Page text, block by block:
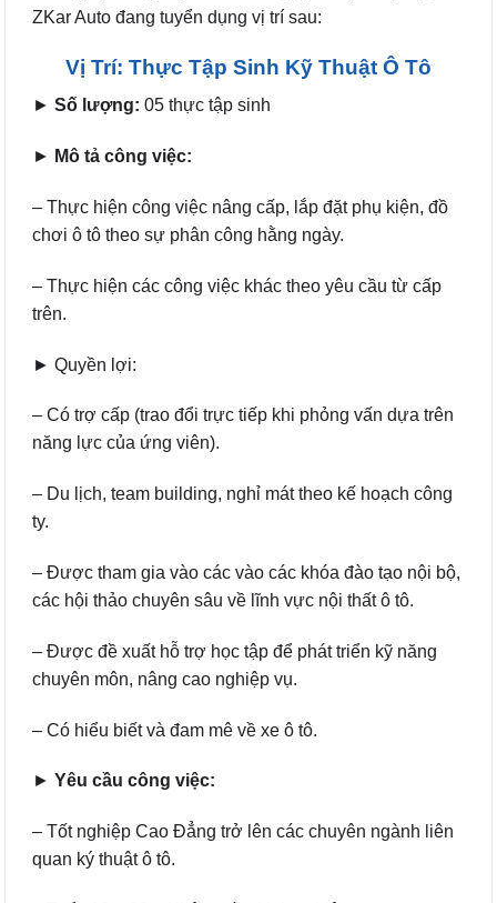
ZKar Auto đang tuyển dụng vị trí sau:
Vị Trí: Thực Tập Sinh Kỹ Thuật Ô Tô
► Số lượng: 05 thực tập sinh
► Mô tả công việc:
– Thực hiện công việc nâng cấp, lắp đặt phụ kiện, đồ
chơi ô tô theo sự phân công hằng ngày.
– Thực hiện các công việc khác theo yêu cầu từ cấp
trên.
► Quyền lợi:
– Có trợ cấp (trao đổi trực tiếp khi phỏng vấn dựa trên
năng lực của ứng viên).
– Du lịch, team building, nghỉ mát theo kế hoạch công
ty.
– Được tham gia vào các vào các khóa đào tạo nội bộ,
các hội thảo chuyên sâu về lĩnh vực nội thất ô tô.
– Được đề xuất hỗ trợ học tập để phát triển kỹ năng
chuyên môn, nâng cao nghiệp vụ.
– Có hiểu biết và đam mê về xe ô tô.
► Yêu cầu công việc:
– Tốt nghiệp Cao Đẳng trở lên các chuyên ngành liên
quan ký thuật ô tô.